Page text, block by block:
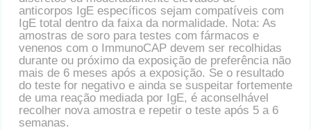
anticorpos IgE específicos sejam compatíveis com
IgE total dentro da faixa da normalidade. Nota: As
amostras de soro para testes com fármacos e
venenos com o ImmunoCAP devem ser recolhidas
durante ou próximo da exposição de preferência não
mais de 6 meses após a exposição. Se o resultado
do teste for negativo e ainda se suspeitar fortemente
de uma reação mediada por IgE, é aconselhável
recolher nova amostra e repetir o teste após 5 a 6
semanas.